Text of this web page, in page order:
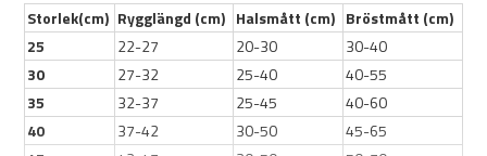
Båda sidorna på täcket har väl synliga reflextryck för din och din
hunds säkerhet.
Finns i 2 olika färger.
Storlek(cm) Rygglängd (cm) Halsmått (cm) Bröstmått (cm)
25
22-27 20-30
30-40
30
27-32 25-40
40-55
35
32-37 25-45
40-60
40
37-42 30-50
45-65